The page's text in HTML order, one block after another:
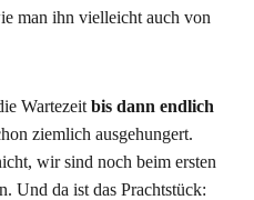
man ihn vielleicht auch von
Wartezeit bis dann endlich
ziemlich ausgehungert.
wir sind noch beim ersten
Und da ist das Prachtstück: